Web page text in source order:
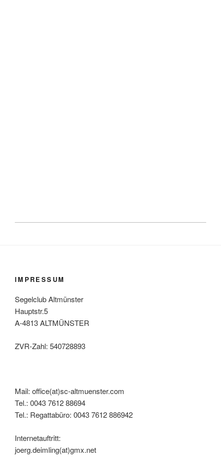
IMPRESSUM
Segelclub Altmünster
Hauptstr.5
A-4813 ALTMÜNSTER
ZVR-Zahl: 540728893
Mail: office(at)sc-altmuenster.com
Tel.: 0043 7612 88694
Tel.: Regattabüro: 0043 7612 886942
Internetauftritt:
joerg.deimling(at)gmx.net